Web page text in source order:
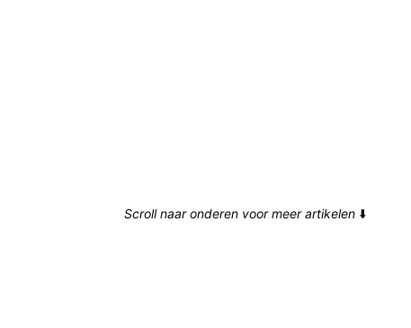
Scroll naar onderen voor meer artikelen ⬇️